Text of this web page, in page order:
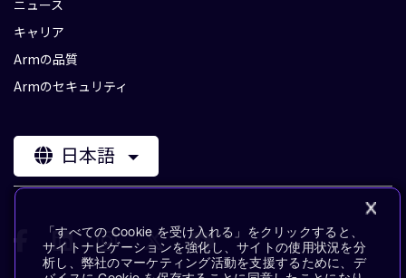
ニュース
キャリア
Armの品質
Armのセキュリティ
日本語
「すべての Cookie を受け入れる」をクリックすると、
サイトナビゲーションを強化し、サイトの使用状況を分
析し、弊社のマーケティング活動を支援するために、デ